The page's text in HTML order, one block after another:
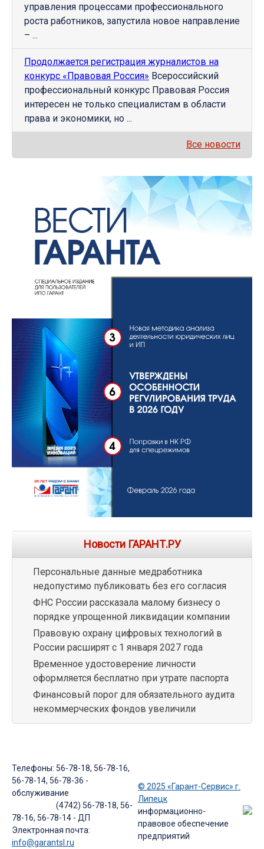
управления процессами профессионального
роста работников, запустила новое направление
– ...
Продолжается регистрация журналистов на
конкурс «Правовая Россия» Всероссийский
профессиональный конкурс Правовая Россия
интересен не только специалистам в области
права и экономики, но ...
Все новости
Новости ГАРАНТ.РУ
Персональные данные медработника
недопустимо публиковать без его согласия
ФНС России рассказала малому бизнесу о
порядке упрощенной ликвидации компании
Правовую охрану цифровых технологий в
России расширят с 1 января 2027 года
Временное удостоверение личности
оформляется бесплатно при утрате паспорта
Финансовый порог для обязательного аудита
некоммерческих фондов увеличили
Телефоны: 56-78-18, 56-78-16,
56-78-14, 56-78-36 -
обслуживание
(4742) 56-78-18, 56-
78-16, 56-78-14 - ДП
Электронная почта:
info@garantsl.ru
© 2025 «Гарант-Сервис» г.
Липецк
информационно-
правовое обеспечение
предприятий